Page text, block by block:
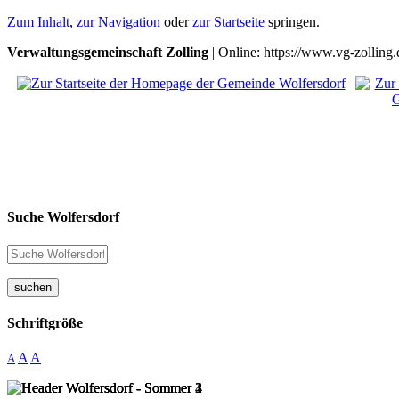
Zum Inhalt, zur Navigation oderzur Startseite springen.
Verwaltungsgemeinschaft Zolling | Online: https://www.vg-
Suche Wolfersdorf
suchen
Schriftgröße
A A A